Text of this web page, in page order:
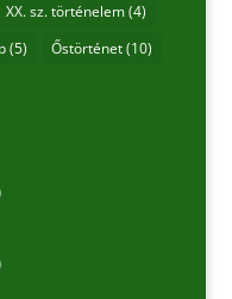
XX. sz. történelem(4)
(5) Őstörténet(10)